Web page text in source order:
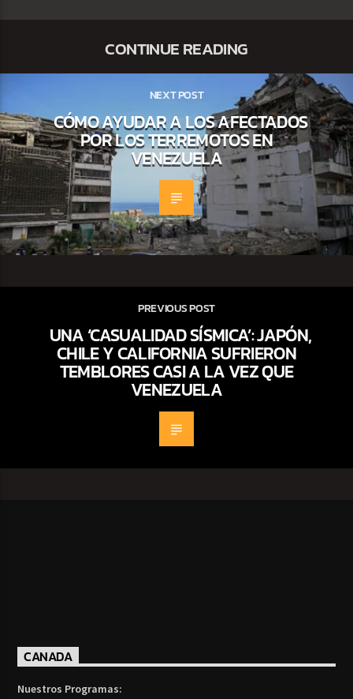
CONTINUE READING
NEXT POST
CÓMO AYUDAR A LOS AFECTADOS
POR LOS TERREMOTOS EN
VENEZUELA
PREVIOUS POST
UNA ‘CASUALIDAD SÍSMICA’: JAPÓN,
CHILE Y CALIFORNIA SUFRIERON
TEMBLORES CASI A LA VEZ QUE
VENEZUELA
CANADA
Nuestros Programas: